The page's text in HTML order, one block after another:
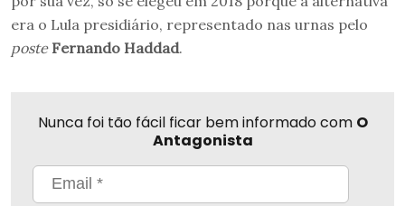
era o Lula presidiário, representado nas urnas pelo
poste Fernando Haddad.
Nunca foi tão fácil ficar bem informado com O
Antagonista